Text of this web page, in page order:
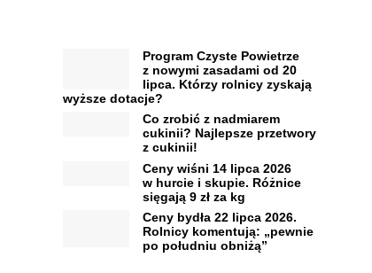
Program Czyste Powietrze
z nowymi zasadami od 20
lipca. Którzy rolnicy zyskają
wyższe dotacje?
Co zrobić z nadmiarem
cukinii? Najlepsze przetwory
z cukinii!
Ceny wiśni 14 lipca 2026
w hurcie i skupie. Różnice
sięgają 9 zł za kg
Ceny bydła 22 lipca 2026.
Rolnicy komentują: „pewnie
po południu obniżą”